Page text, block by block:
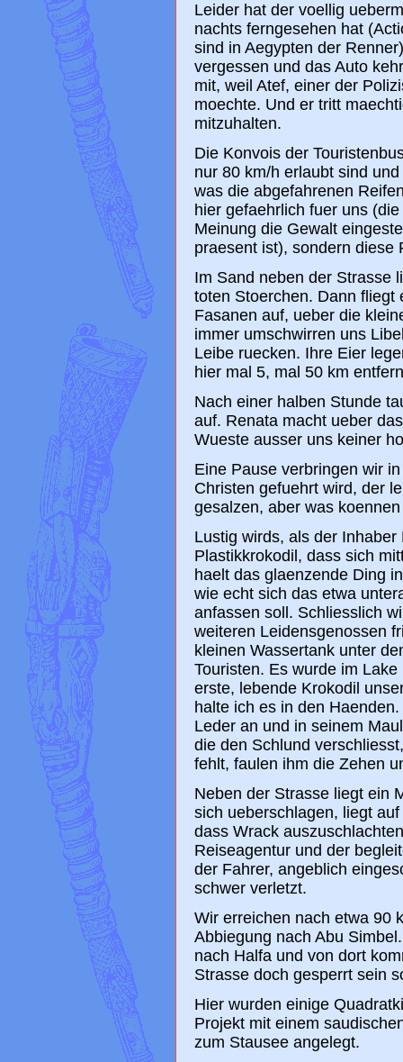
Leider hat der voellig
nachts ferngesehen hat
sind in Aegypten der
vergessen und das Auto
mit, weil Atef, einer der
moechte. Und er tritt
mitzuhalten.
Die Konvois der
nur 80 km/h erlaubt sind
was die abgefahrenen
hier gefaehrlich fuer uns
Meinung die Gewalt
praesent ist), sondern diese
Im Sand neben der Strasse
toten Stoerchen. Dann fliegt
Fasanen auf, ueber die
immer umschwirren uns
Leibe ruecken. Ihre Eier
hier mal 5, mal 50 km
Nach einer halben Stunde
auf. Renata macht ueber
Wueste ausser uns keiner
Eine Pause verbringen wir
Christen gefuehrt wird, der
gesalzen, aber was
Lustig wirds, als der
Plastikkrokodil, dass sich
haelt das glaenzende Ding
wie echt sich das etwa
anfassen soll. Schliesslich
weiteren Leidensgenossen
kleinen Wassertank unter
Touristen. Es wurde im
erste, lebende Krokodil
halte ich es in den
Leder an und in seinem
die den Schlund
fehlt, faulen ihm die Zehen
Neben der Strasse liegt ein
sich ueberschlagen, liegt
dass Wrack
Reiseagentur und der
der Fahrer, angeblich
schwer verletzt.
Wir erreichen nach etwa 90
Abbiegung nach Abu
nach Halfa und von dort
Strasse doch gesperrt sein
Hier wurden einige
Projekt mit einem
zum Stausee angelegt.